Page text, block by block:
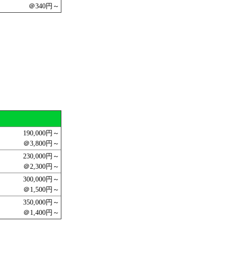
＠340円～
190,000円～
＠3,800円～
230,000円～
＠2,300円～
300,000円～
＠1,500円～
350,000円～
＠1,400円～